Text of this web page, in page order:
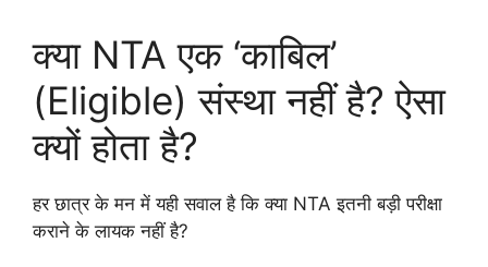
क्या NTA एक ‘काबिल’
(Eligible) संस्था नहीं है? ऐसा
क्यों होता है?
हर छात्र के मन में यही सवाल है कि क्या NTA इतनी बड़ी परीक्षा
कराने के लायक नहीं है?